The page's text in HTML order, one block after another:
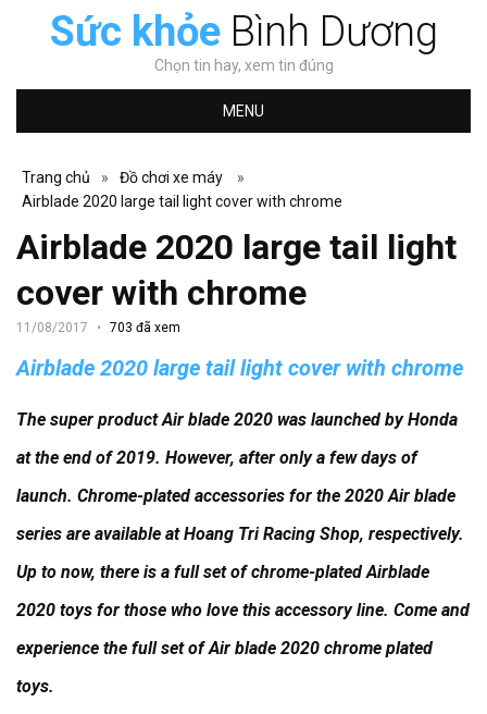
Sức khỏeBình Dương
Chọn tin hay, xem tin đúng
MENU
Trang chủ » Đồ chơi xe máy
»
Airblade 2020 large tail light cover with chrome
Airblade 2020 large tail light
cover with chrome
11/08/2017 703 đã xem
Airblade 2020 large tail light cover with chrome
The super product Air blade 2020 was launched by Honda
at the end of 2019. However, after only a few days of
launch. Chrome-plated accessories for the 2020 Air blade
series are available at Hoang Tri Racing Shop, respectively.
Up to now, there is a full set of chrome-plated Airblade
2020 toys for those who love this accessory line. Come and
experience the full set of Air blade 2020 chrome plated
toys.